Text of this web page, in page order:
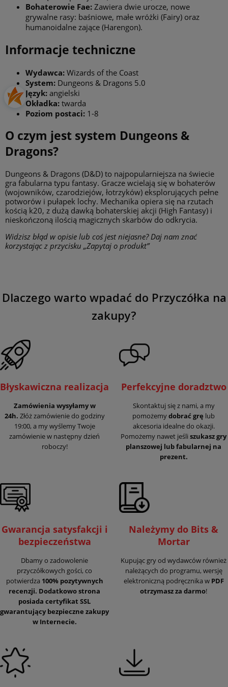
Bohaterowie Fae: Zawiera dwie urocze, nowe
grywalne rasy: baśniowe, małe wróżki (Fairy) oraz
humanoidalne zające (Harengon).
Informacje techniczne
Wydawca: Wizards of the Coast
System: Dungeons & Dragons 5.0
Język: angielski
Okładka: twarda
Poziom postaci: 1-8
O czym jest system Dungeons &
Dragons?
Dungeons & Dragons (D&D) to najpopularniejsza na świecie
gra fabularna typu fantasy. Gracze wcielają się w bohaterów
(wojowników, czarodziejów, łotrzyków) eksplorujących pełne
potworów i pułapek lochy. Mechanika opiera się na rzutach
kością k20, z dużą dawką bohaterskiej akcji (High Fantasy) i
nieskończoną ilością magicznych skarbów do odkrycia.
Widzisz błąd w opisie lub coś jest niejasne? Daj nam znać
korzystając z przycisku „Zapytaj o produkt”
Dlaczego warto wpadać do Przyczółka na
zakupy?
Błyskawiczna realizacja
Zamówienia wysyłamy w
24h. Złóż zamówienie do godziny
19:00, a my wyślemy Twoje
zamówienie w następny dzień
roboczy!
Perfekcyjne doradztwo
Skontaktuj się z nami, a my
pomożemydobrać grę lub
akcesoria idealne do okazji.
Pomożemy nawet jeśli szukasz gry
planszowej lub fabularnej na
prezent.
Gwarancja satysfakcji i
bezpieczeństwa
Dbamy o zadowolenie
przyczółkowych gości, co
potwierdza 100% pozytywnych
recenzji. Dodatkowo strona
posiada certyfikat SSL
gwarantujący bezpieczne zakupy
w Internecie.
Należymy do Bits &
Mortar
Kupując gry od wydawców również
należących do programu, wersję
elektroniczną podręcznika w PDF
otrzymasz za darmo!